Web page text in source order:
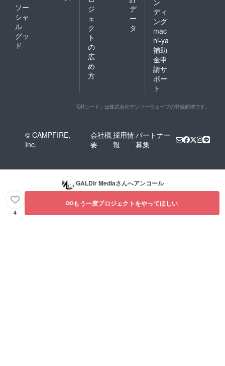
ソー
シャ
ル
グッ
ド
ジ
ェ
ク
ト
の
広
め
方
デ
ー
タ
ン
ディ
ング
mac
hi-ya
補助
金申
請サ
ポー
ト
「QRコード」は株式会社デンソーウェーブの登録商標です。
© CAMPFIRE,
Inc.
会社概
要
採用情
報
パートナー
募集
GALDir Mediaさんへアンコール
4
もう一度プロジェクトをやってほしい